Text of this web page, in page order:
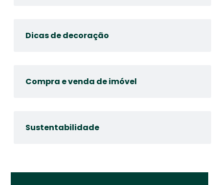
Dicas de decoração
Compra e venda de imóvel
Sustentabilidade